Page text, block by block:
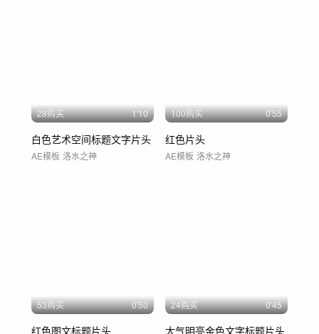
28购买 1'10
白色艺术空间标题文字片头
AE模板 洛水之神
100购买 0'55
红色片头
AE模板 洛水之神
53购买 0'50
红色图文标题片头
24购买 0'45
大气明亮金色文字标题片头